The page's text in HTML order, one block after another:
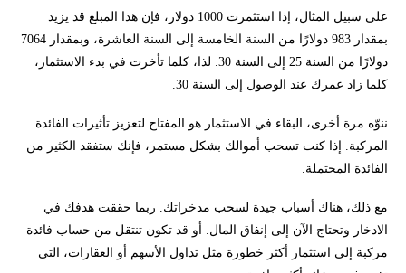
على سبيل المثال، إذا استثمرت 1000 دولار، فإن هذا المبلغ قد يزيد
بمقدار 983 دولارًا من السنة الخامسة إلى السنة العاشرة، وبمقدار 7064
دولارًا من السنة 25 إلى السنة 30. لذا، كلما تأخرت في بدء الاستثمار،
كلما زاد عمرك عند الوصول إلى السنة 30.
ننوّه مرة أخرى، البقاء في الاستثمار هو المفتاح لتعزيز تأثيرات الفائدة
المركبة. إذا كنت تسحب أموالك بشكل مستمر، فإنك ستفقد الكثير من
الفائدة المحتملة.
مع ذلك، هناك أسباب جيدة لسحب مدخراتك. ربما حققت هدفك في
الادخار وتحتاج الآن إلى إنفاق المال. أو قد تكون تنتقل من حساب فائدة
مركبة إلى استثمار أكثر خطورة مثل تداول الأسهم أو العقارات، التي